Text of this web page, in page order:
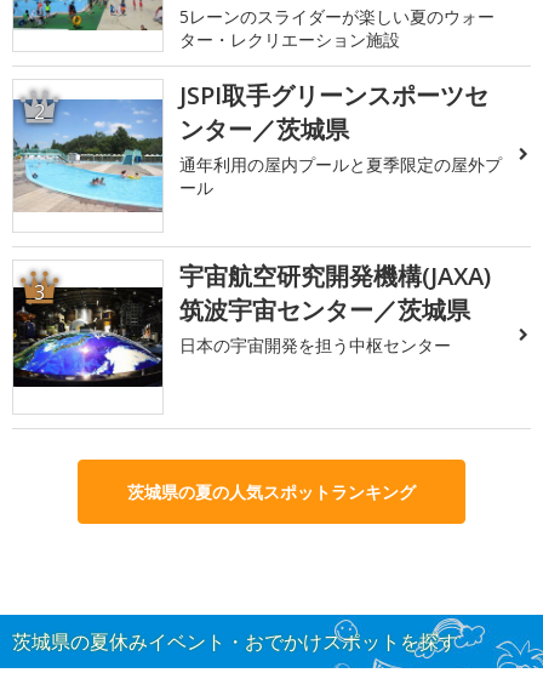
5レーンのスライダーが楽しい夏のウォー
ター・レクリエーション施設
2
JSPI取手グリーンスポーツセ
ンター／茨城県
通年利用の屋内プールと夏季限定の屋外プ
ール
3
宇宙航空研究開発機構(JAXA)
筑波宇宙センター／茨城県
日本の宇宙開発を担う中枢センター
茨城県の夏の人気スポットランキング
茨城県の夏休みイベント・おでかけスポットを探す